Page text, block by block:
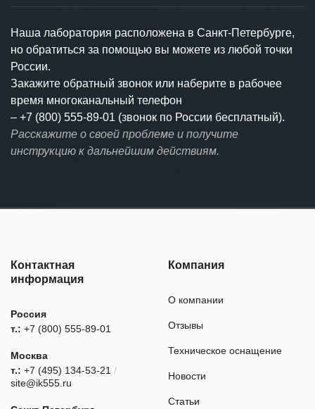
Наша лаборатория расположена в Санкт-Петербурге,
но обратиться за помощью вы можете из любой точки
России.
Закажите обратный звонок или наберите в рабочее
время многоканальный телефон
– +7 (800) 555-89-01 (звонок по России бесплатный).
Расскажите о своей проблеме и получите
инструкцию к дальнейшим действиям.
Контактная
информация
Россия
т.: +7 (800) 555-89-01
Москва
т.: +7 (495) 134-53-21 /
site@ik555.ru
Компания
О компании
Отзывы
Техническое оснащение
Новости
Статьи